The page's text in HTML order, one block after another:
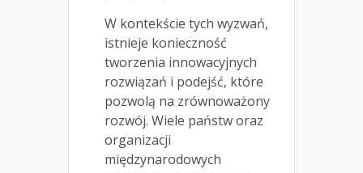
W kontekście tych wyzwań,
istnieje konieczność
tworzenia innowacyjnych
rozwiązań i podejść, które
pozwolą na zrównoważony
rozwój. Wiele państw oraz
organizacji
międzynarodowych